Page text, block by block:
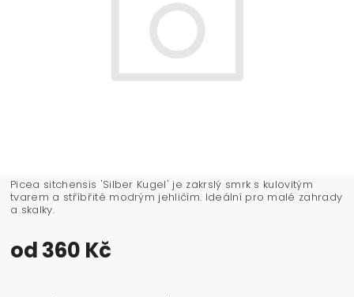
Picea sitchensis 'Silber Kugel' je zakrslý smrk s kulovitým
tvarem a stříbřitě modrým jehličím. Ideální pro malé zahrady
a skalky.
od 360 Kč